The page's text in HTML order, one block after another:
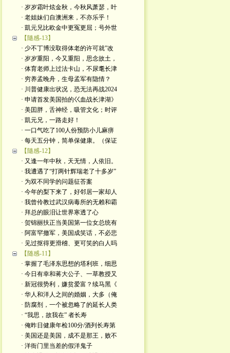
· 岁岁霜叶炫金秋，今秋风萧瑟，叶
· 老姐妹们自澳洲来，不亦乐乎！
· 凱元兄比欧金中更冤更屈；号外世
【隨感-13】
· 少不丁博没取得体老的许可就”改
· 岁岁重阳，今又重阳，思念故土，
· 体育老师上过法卡山，不尿耄长津
· 穷养孟晚舟，生母孟军有隐情？
· 川普健康出状况，恐无法再战2024
· 申请首发美国拍的巜血战长津湖》
· 美囯胖，舌神经，吸管文化；时评
· 凱元兄，一路走好！
· 一口气吃了100人份预防小儿麻痹
· 每天五分钟，简单保健康。（保证
【隨感-12】
· 又逢一年中秋，天无情，人依旧。
· 我遭遇了“打两针辉瑞老了十多岁”
· 为双不同学的问题征荅案
· 今年的梨下来了，好邻居一家却人
· 我曾伶教过武汉病毒所的无赖和霸
· 拜总的眼泪让世界寒透了心
· 贺锦丽扶正当美国第一位女总统有
· 阿富罕撤军，美国成笑话，不必悲
· 见过抠得更滑稽、更可笑的白人吗
【随感-11】
· 掌握了毛泽东思想的塔利班，细思
· 今日有幸和蒋大公子、一草教授又
· 新冠很势利，嫌贫爱富？续马黑《
· 华人和洋人之间的婚姻，大多（俺
· 防腐剂，一个被忽略了的延长人类
· “我思，故我在” 者长寿
· 俺昨日健康年检100分/酒列长寿第
· 美国还是美国，成不是那王，败不
· 洋衙门里当差的假洋鬼子